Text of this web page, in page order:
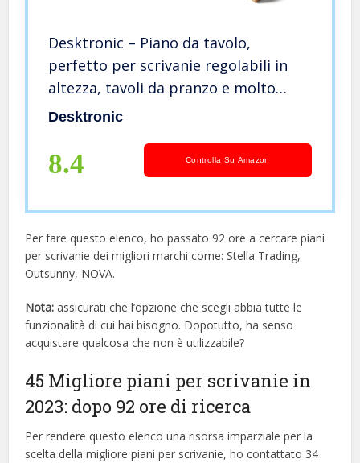
Desktronic – Piano da tavolo,
perfetto per scrivanie regolabili in
altezza, tavoli da pranzo e molto
altro ancora, Made in Europe, stabile
(rovere)
Desktronic
8.4 Controlla Su Amazon
Per fare questo elenco, ho passato 92 ore a cercare piani
per scrivanie dei migliori marchi come: Stella Trading,
Outsunny, NOVA.
Nota: assicurati che l’opzione che scegli abbia tutte le
funzionalità di cui hai bisogno. Dopotutto, ha senso
acquistare qualcosa che non è utilizzabile?
45 Migliore piani per scrivanie in
2023: dopo 92 ore di ricerca
Per rendere questo elenco una risorsa imparziale per la
scelta della migliore piani per scrivanie, ​​ho contattato 34